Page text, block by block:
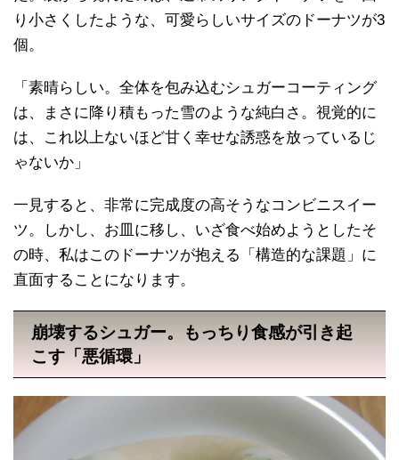
り小さくしたような、可愛らしいサイズのドーナツが3
個。
「素晴らしい。全体を包み込むシュガーコーティング
は、まさに降り積もった雪のような純白さ。視覚的に
は、これ以上ないほど甘く幸せな誘惑を放っているじ
ゃないか」
一見すると、非常に完成度の高そうなコンビニスイー
ツ。しかし、お皿に移し、いざ食べ始めようとしたそ
の時、私はこのドーナツが抱える「構造的な課題」に
直面することになります。
崩壊するシュガー。もっちり食感が引き起
こす「悪循環」